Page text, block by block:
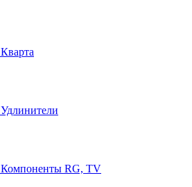
Кварта
Удлинители
Компоненты RG, TV